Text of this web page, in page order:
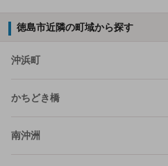
徳島市近隣の町域から探す
沖浜町
かちどき橋
南沖洲